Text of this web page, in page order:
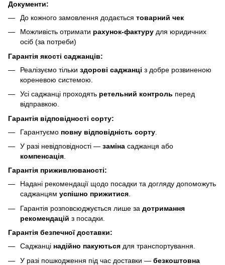
Документи:
До кожного замовлення додається товарний чек
Можливість отримати рахунок-фактуру для юридичних
осіб (за потреби)
Гарантія якості саджанців:
Реалізуємо тільки здорові саджанці з добре розвиненою
кореневою системою.
Усі саджанці проходять ретельний контроль перед
відправкою.
Гарантія відповідності сорту:
Гарантуємо повну відповідність сорту
У разі невідповідності — заміна саджанця або
компенсація
Гарантія приживлюваності:
Надані рекомендації щодо посадки та догляду допоможуть
саджанцям успішно прижитися.
Гарантія розповсюджується лише за дотримання
рекомендацій з посадки.
Гарантія безпечної доставки:
Саджанці надійно пакуються для транспортування.
У разі пошкодження під час доставки — безкоштовна